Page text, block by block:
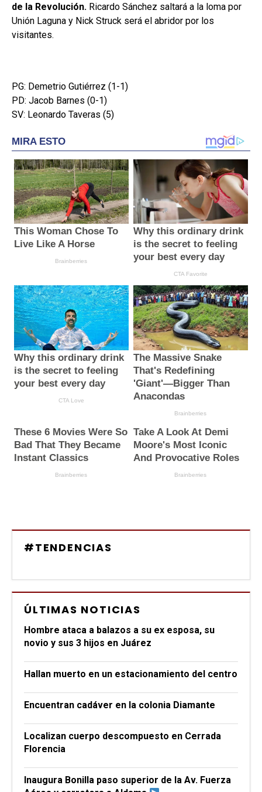
de la Revolución. Ricardo Sánchez saltará a la loma por
Unión Laguna y Nick Struck será el abridor por los
visitantes.
PG: Demetrio Gutiérrez (1-1)
PD: Jacob Barnes (0-1)
SV: Leonardo Taveras (5)
#TENDENCIAS
ÚLTIMAS NOTICIAS
Hombre ataca a balazos a su ex esposa, su
novio y sus 3 hijos en Juárez
Hallan muerto en un estacionamiento del centro
Encuentran cadáver en la colonia Diamante
Localizan cuerpo descompuesto en Cerrada
Florencia
Inaugura Bonilla paso superior de la Av. Fuerza